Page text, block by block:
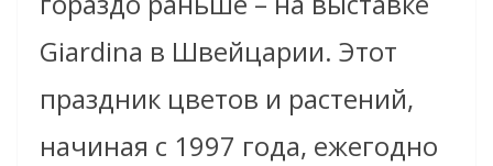
Giardina в Швейцарии. Этот
праздник цветов и растений,
начиная с 1997 года, ежегодно